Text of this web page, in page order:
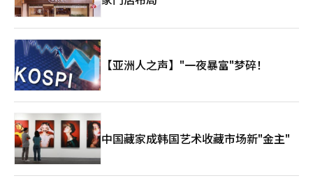
个不可小觑的竞争者，尤其是在材料和设备领域，仍然处于世界顶
尖水平。 韩国的机会 那么，韩国处于何种位置？ 韩国拥有世界一
流的内存半导体竞争力。三星电子和SK海力士几乎主导了AI时代核
心部件HBM市场。 随着AI的发展，内存需求将爆炸性增长。因为
AI是记忆机器。 然而，冷静地说，韩国目前仍是半导体强国，而非
AI强国。我们在硬件上强大，但在平台上较弱。我们在制造上强
大，但在软件上不足。 我们在技术上强大，但在全球生态系统中
仍需更多挑战。 因此，未来的任务非常明确。我们必须从半导体
强国进化为AI强国。 物理AI时代，韩国的新飞跃 未来20年的关键
字是物理AI。AI在屏幕上存在的时代已经结束。AI现在将成为机器
人、汽车、工厂和物流中心。它将成为无人机和智能农机，代替人
类的手和脚。 韩国拥有汽车、造船、机械、电池、半导体和通信
产业，这在全球范围内都是非常罕见的产业结构。 因此，在物理AI
时代，韩国有充分的可能性成为新的领先国家。特别是制造业的AI
【亚洲人之声】"一夜暴富"梦碎！
中国藏家成韩国艺术收藏市场新"金主"